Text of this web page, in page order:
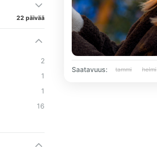
22 päivää
2
1
1
16
Saatavuus: tammi helmi